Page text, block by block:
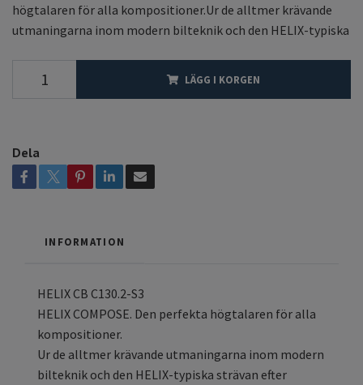
högtalaren för alla kompositioner.Ur de alltmer krävande
utmaningarna inom modern bilteknik och den HELIX-typiska
LÄGG I KORGEN
Dela
INFORMATION
HELIX CB C130.2-S3
HELIX COMPOSE. Den perfekta högtalaren för alla
kompositioner.
Ur de alltmer krävande utmaningarna inom modern
bilteknik och den HELIX-typiska strävan efter